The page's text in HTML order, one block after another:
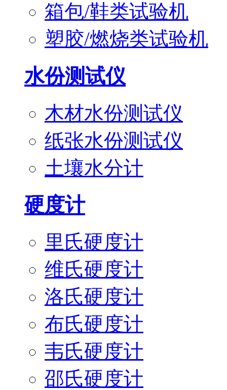
箱包/鞋类试验机
塑胶/燃烧类试验机
水份测试仪
木材水份测试仪
纸张水份测试仪
土壤水分计
硬度计
里氏硬度计
维氏硬度计
洛氏硬度计
布氏硬度计
韦氏硬度计
邵氏硬度计